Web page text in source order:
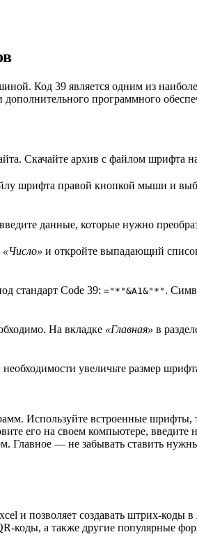
Код 39 является одним из
программного
Скачайте архив с файлом шрифта
шрифта правой кнопкой мыши и
данные, которые нужно
«Число» и откройте выпадающий
стандарт Code 39: ="*"&A1&"*" .
На вкладке «Главная» в
увеличьте размер
Используйте встроенные
его на своем компьютере, введите
— не забывать ставить
и позволяет создавать штрих-коды
коды, а также другие популярные